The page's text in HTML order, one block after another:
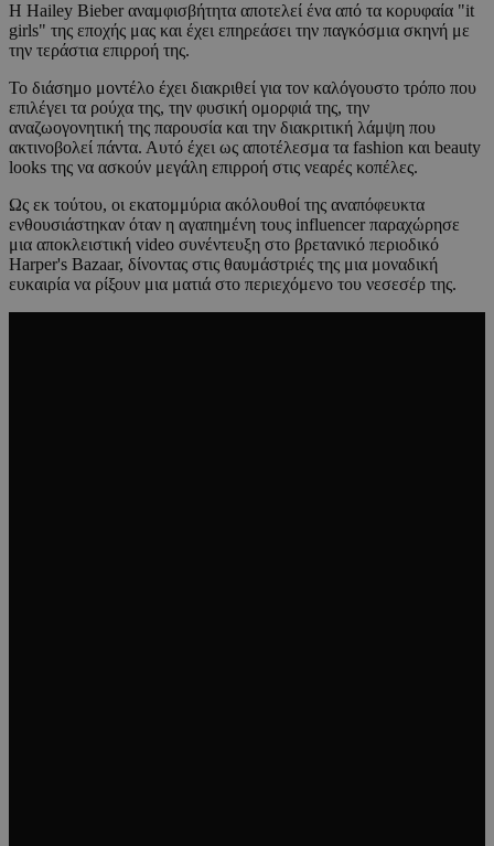
Η Hailey Bieber αναμφισβήτητα αποτελεί ένα από τα κορυφαία "it
girls" της εποχής μας και έχει επηρεάσει την παγκόσμια σκηνή με
την τεράστια επιρροή της.
Το διάσημο μοντέλο έχει διακριθεί για τον καλόγουστο τρόπο που
επιλέγει τα ρούχα της, την φυσική ομορφιά της, την
αναζωογονητική της παρουσία και την διακριτική λάμψη που
ακτινοβολεί πάντα. Αυτό έχει ως αποτέλεσμα τα fashion και beauty
looks της να ασκούν μεγάλη επιρροή στις νεαρές κοπέλες.
Ως εκ τούτου, οι εκατομμύρια ακόλουθοί της αναπόφευκτα
ενθουσιάστηκαν όταν η αγαπημένη τους influencer παραχώρησε
μια αποκλειστική video συνέντευξη στο βρετανικό περιοδικό
Harper's Bazaar, δίνοντας στις θαυμάστριές της μια μοναδική
ευκαιρία να ρίξουν μια ματιά στο περιεχόμενο του νεσεσέρ της.